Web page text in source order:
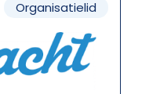
Organisatielid